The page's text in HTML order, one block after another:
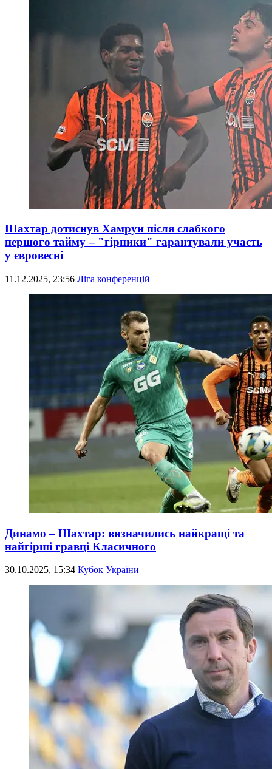
Шахтар дотиснув Хамрун після слабкого
першого тайму – "гірники" гарантували участь
у євровесні
11.12.2025, 23:56 Ліга конференцій
Динамо – Шахтар: визначились найкращі та
найгірші гравці Класичного
30.10.2025, 15:34 Кубок України